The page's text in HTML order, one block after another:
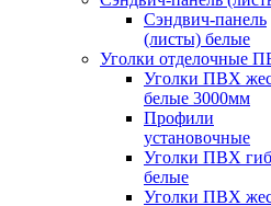
Сэндвич-панель
(листы) белые
Уголки отделочные
Уголки ПВХ
белые 3000мм
Профили
установочные
Уголки ПВХ
белые
Уголки ПВХ